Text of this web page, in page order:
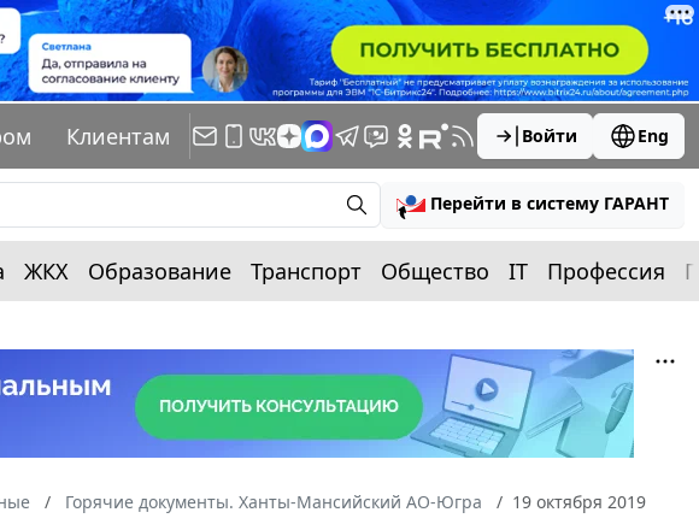
Клиентам Войти Eng
Перейти в систему ГАРАНТ
ЖКХ Образование Транспорт Общество IT Профессия
Горячие документы. Ханты-Мансийский АО-Югра 19 октября 2019